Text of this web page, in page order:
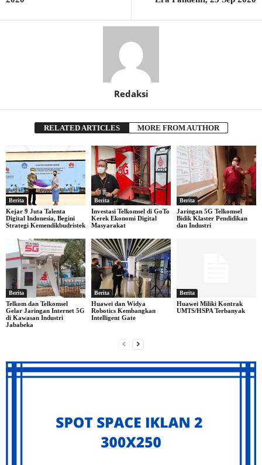
Redaksi
RELATED ARTICLES MORE FROM AUTHOR
Berita
Kejar 9 Juta Talenta
Digital Indonesia, Begini
Strategi Kemendikbudristek
Berita
Investasi Telkomsel di GoTo
Kerek Ekonomi Digital
Masyarakat
Berita
Jaringan 5G Telkomsel
Bidik Klaster Pendidikan
dan Industri
Berita
Telkom dan Telkomsel
Gelar Jaringan Internet 5G
di Kawasan Industri
Jababeka
Berita
Huawei dan Widya
Robotics Kembangkan
Intelligent Gate
Berita
Huawei Miliki Kontrak
UMTS/HSPA Terbanyak